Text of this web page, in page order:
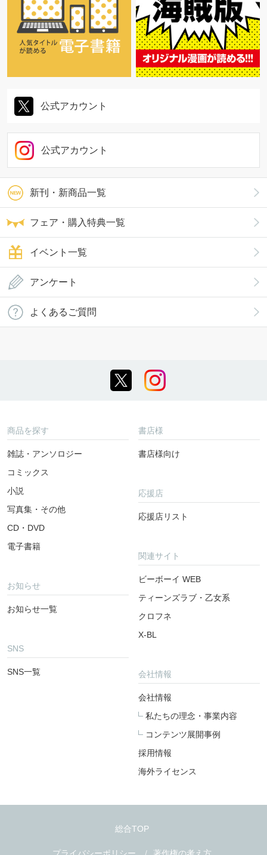
新刊・新商品一覧
フェア・購入特典一覧
イベント一覧
公式アカウント
公式アカウント
アンケート
よくあるご質問
商品を探す
雑誌・アンソロジー
コミックス
小説
写真集・その他
CD・DVD
電子書籍
お知らせ
お知らせ一覧
SNS
SNS一覧
書店様
書店様向け
応援店
応援店リスト
関連サイト
ビーボーイ WEB
ティーンズラブ・乙女系
クロフネ
X-BL
会社情報
会社情報
私たちの理念・事業内容
コンテンツ展開事例
採用情報
海外ライセンス
総合TOP